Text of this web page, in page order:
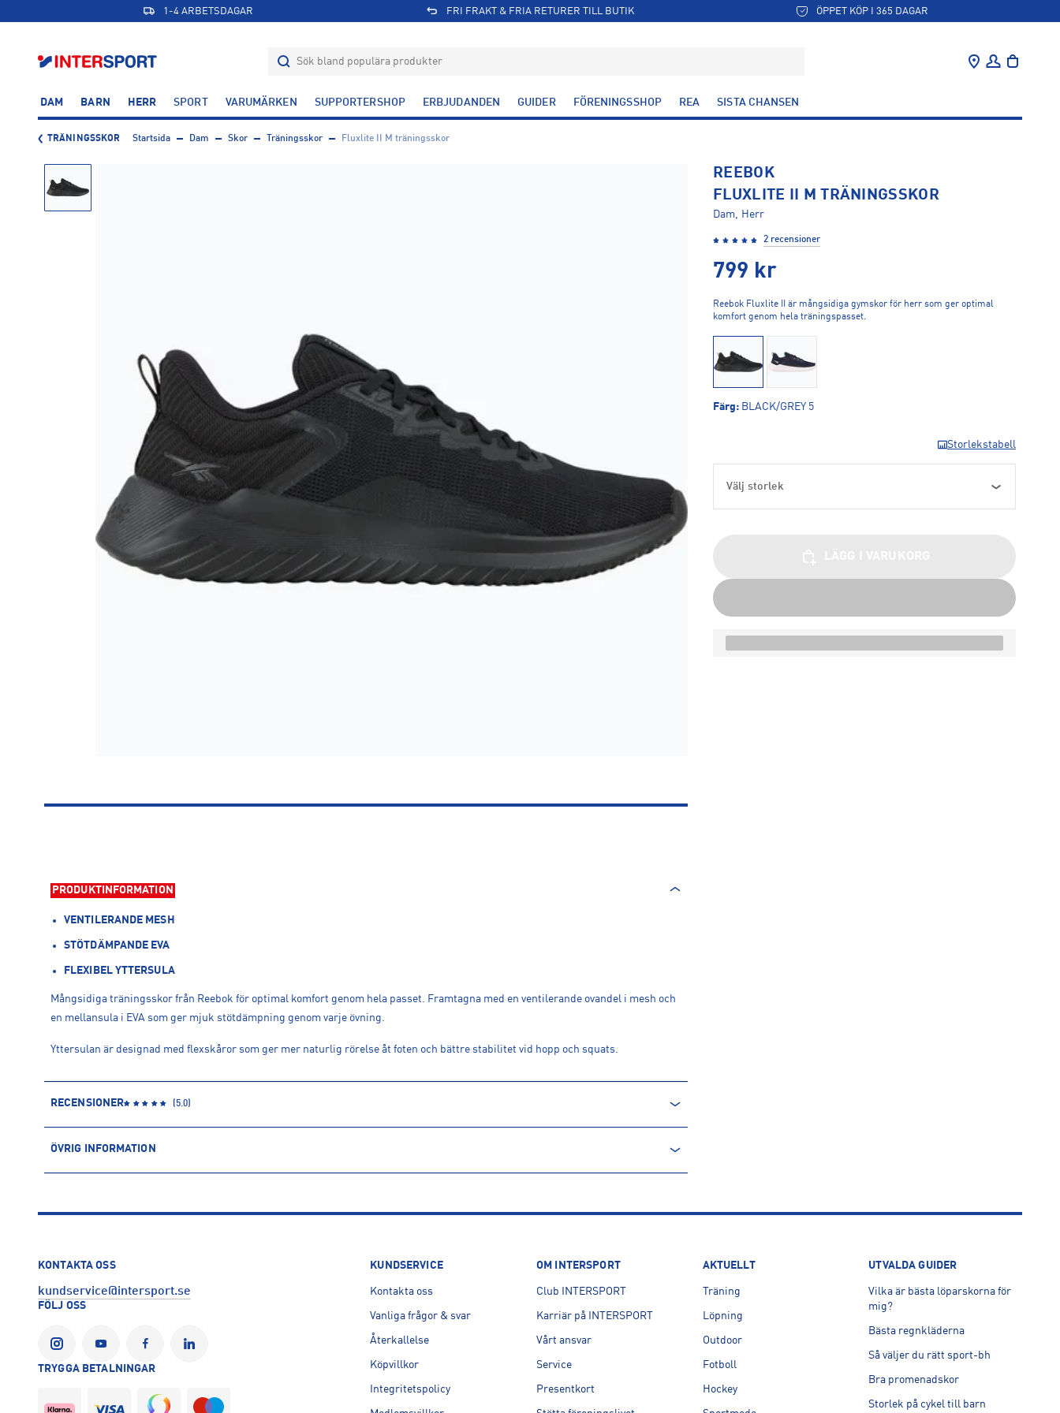
1-4 ARBETSDAGAR FRI FRAKT & FRIA RETURER TILL BUTIK ÖPPET KÖP I 365 DAGAR
DAM BARN HERR SPORT VARUMÄRKEN SUPPORTERSHOP ERBJUDANDEN GUIDER FÖRENINGSSHOP REA SISTA CHANSEN
TRÄNINGSSKOR Startsida Dam Skor Träningsskor Fluxlite II M träningsskor
REEBOK
FLUXLITE II M TRÄNINGSSKOR
Dam, Herr
2 recensioner
799 kr
Reebok Fluxlite II är mångsidiga gymskor för herr som ger optimal
komfort genom hela träningspasset.
Färg: BLACK/GREY 5
Storlekstabell
Välj storlek
PRODUKTINFORMATION
VENTILERANDE MESH
STÖTDÄMPANDE EVA
FLEXIBEL YTTERSULA
Mångsidiga träningsskor från Reebok för optimal komfort genom hela passet. Framtagna med en ventilerande ovandel i mesh och
en mellansula i EVA som ger mjuk stötdämpning genom varje övning.
Yttersulan är designad med flexskåror som ger mer naturlig rörelse åt foten och bättre stabilitet vid hopp och squats.
RECENSIONER (5.0)
ÖVRIG INFORMATION
Leverantörens produktnummer: M0250443
Tillverkaradress: Batra Group - Arthur Stanley House, 52 Tottenham Street, W1T 4RN, London, UK
KONTAKTA OSS
kundservice@intersport.se
FÖLJ OSS
TRYGGA BETALNINGAR
KUNDSERVICE
Kontakta oss
Vanliga frågor & svar
Återkallelse
Köpvillkor
Integritetspolicy
OM INTERSPORT
Club INTERSPORT
Karriär på INTERSPORT
Vårt ansvar
Service
Presentkort
AKTUELLT
Träning
Löpning
Outdoor
Fotboll
Hockey
UTVALDA GUIDER
Vilka är bästa löparskorna för
mig?
Bästa regnkläderna
Så väljer du rätt sport-bh
Bra promenadskor
Storlek på cykel till barn